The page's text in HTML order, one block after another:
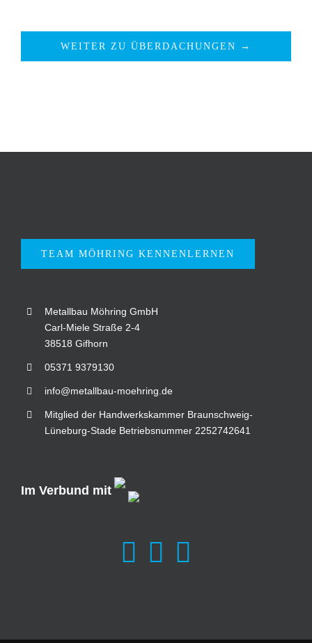
WEITER ZU ÜBERDACHUNGEN →
TEAM MÖHRING KENNENLERNEN
Metallbau Möhring GmbH
Carl-Miele Straße 2-4
38518 Gifhorn
05371 9379130
info@metallbau-moehring.de
Mitglied der Handwerkskammer Braunschweig-
Lüneburg-Stade Betriebsnummer 2252742641
Im Verbund mit